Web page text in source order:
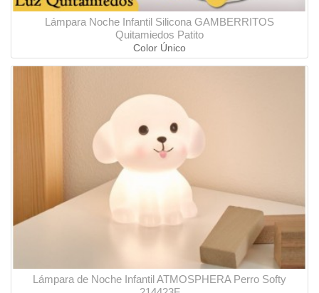
Lámpara Noche Infantil Silicona GAMBERRITOS
Quitamiedos Patito
Color Único
Lámpara de Noche Infantil ATMOSPHERA Perro Softy